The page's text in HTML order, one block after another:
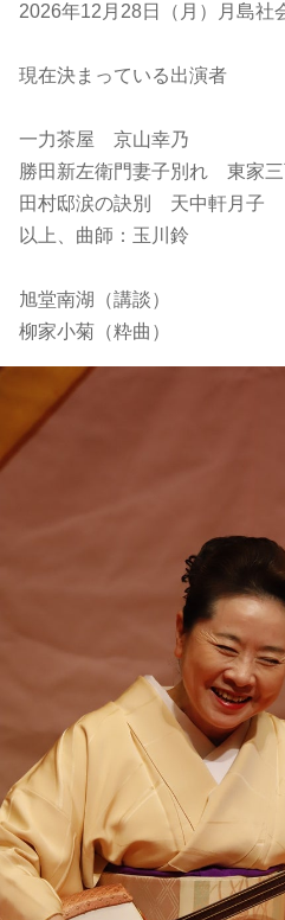
2026年12月28日（月）月島
現在決まっている出演者
一力茶屋 京山幸乃
勝田新左衛門妻子別れ 東家
田村邸涙の訣別 天中軒月子
以上、曲師：玉川鈴
旭堂南湖（講談）
柳家小菊（粋曲）